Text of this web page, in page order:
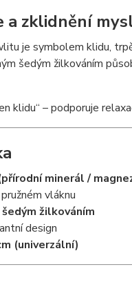
a zklidnění
je symbolem klidu,
šedým žilkováním
klidu“ – podporuje
minerál /
vláknu
žilkováním
design
(univerzální)